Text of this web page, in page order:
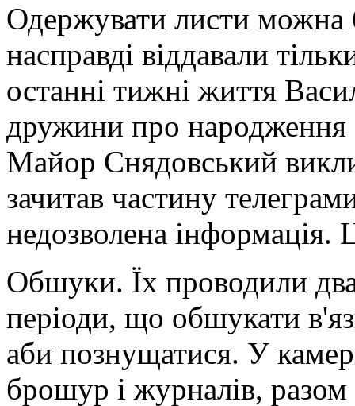
Одержувати листи можна
насправді віддавали
останні тижні життя
дружини про народження
Майор Снядовський
зачитав частину
недозволена
Обшуки. Їх проводили
періоди, що обшукати
аби познущатися. У
брошур і журналів,